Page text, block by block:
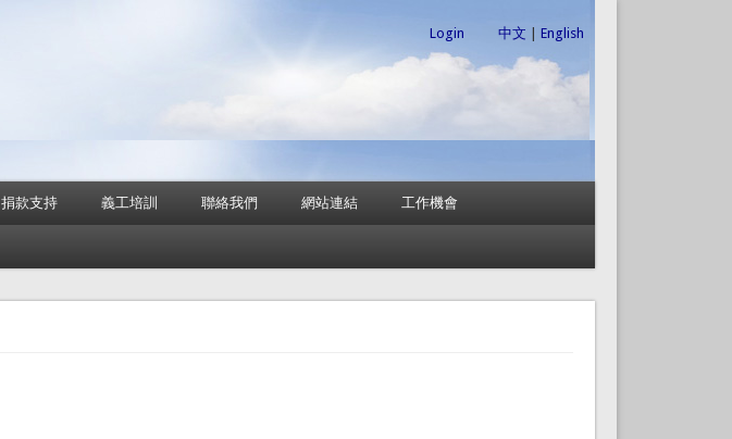
中文 English
Login
捐款支持 義工培訓 聯絡我們 網站連結 工作機會